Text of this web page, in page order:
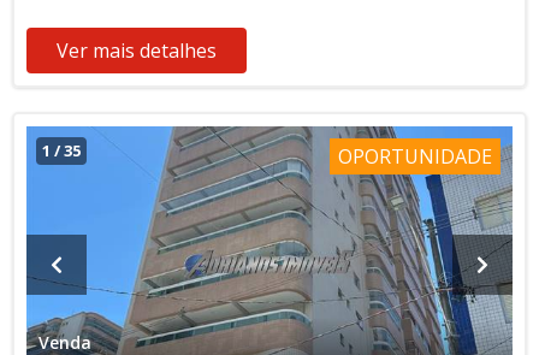
Ver mais detalhes
1 /35 OPORTUNIDADE
Venda